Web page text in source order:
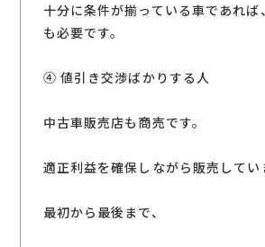
十分に条件が揃っている車であれば
も必要です。
④ 値引き交渉ばかりする人
中古車販売店も商売です。
適正利益を確保しながら販売してい
最初から最後まで、